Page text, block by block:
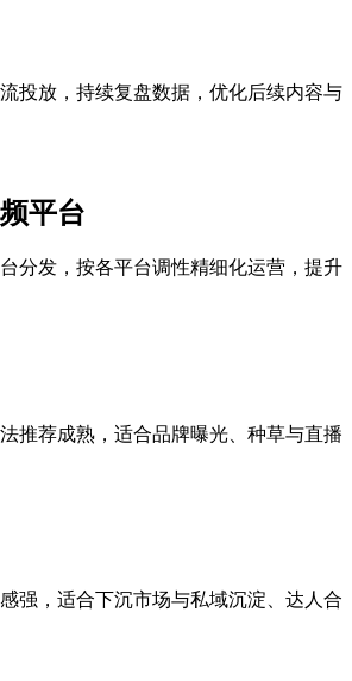
投放，持续复盘数据，优化后续内容与
平台
分发，按各平台调性精细化运营，提升
推荐成熟，适合品牌曝光、种草与直播
强，适合下沉市场与私域沉淀、达人合